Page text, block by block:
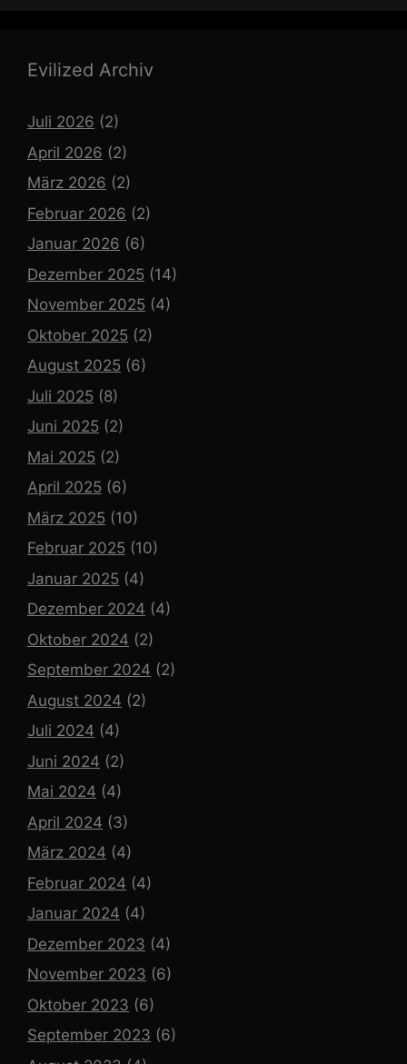
Evilized Archiv
Juli 2026 (2)
April 2026 (2)
März 2026 (2)
Februar 2026 (2)
Januar 2026 (6)
Dezember 2025 (14)
November 2025 (4)
Oktober 2025 (2)
August 2025 (6)
Juli 2025 (8)
Juni 2025 (2)
Mai 2025 (2)
April 2025 (6)
März 2025 (10)
Februar 2025 (10)
Januar 2025 (4)
Dezember 2024 (4)
Oktober 2024 (2)
September 2024 (2)
August 2024 (2)
Juli 2024 (4)
Juni 2024 (2)
Mai 2024 (4)
April 2024 (3)
März 2024 (4)
Februar 2024 (4)
Januar 2024 (4)
Dezember 2023 (4)
November 2023 (6)
Oktober 2023 (6)
September 2023 (6)